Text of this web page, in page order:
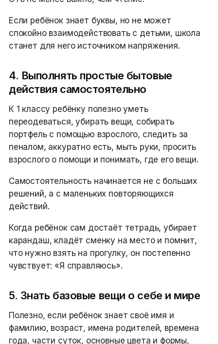
Если ребёнок знает буквы, но не может
спокойно взаимодействовать с детьми, школа
станет для него источником напряжения.
4. Выполнять простые бытовые
действия самостоятельно
К 1 классу ребёнку полезно уметь
переодеваться, убирать вещи, собирать
портфель с помощью взрослого, следить за
пеналом, аккуратно есть, мыть руки, просить
взрослого о помощи и понимать, где его вещи.
Самостоятельность начинается не с больших
решений, а с маленьких повторяющихся
действий.
Когда ребёнок сам достаёт тетрадь, убирает
карандаш, кладёт сменку на место и помнит,
что нужно взять на прогулку, он постепенно
чувствует: «Я справляюсь».
5. Знать базовые вещи о себе и мире
Полезно, если ребёнок знает своё имя и
фамилию, возраст, имена родителей, времена
года, части суток, основные цвета и формы,